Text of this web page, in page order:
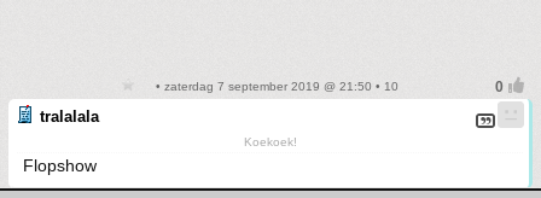
• zaterdag 7 september 2019 @ 21:50 • 10
tralalala
Koekoek!
Flopshow